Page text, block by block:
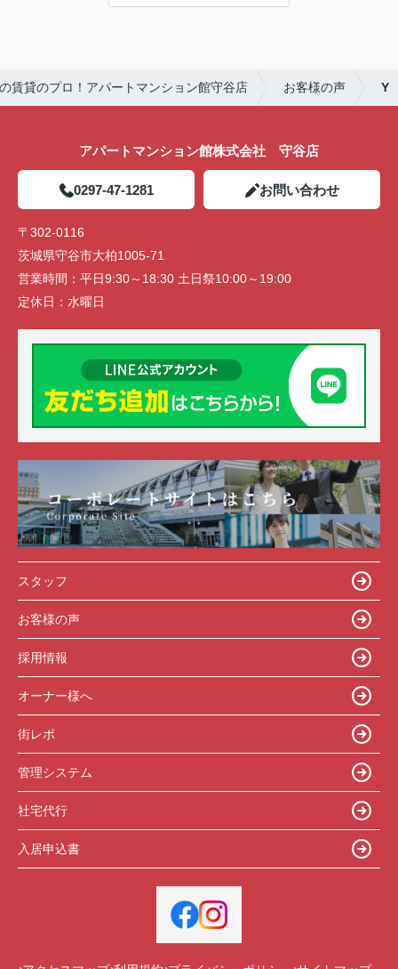
賃貸のプロ！アパートマンション館守谷店 お客様の声 Y
アパートマンション館株式会社 守谷店
0297-47-1281 お問い合わせ
〒302-0116
茨城県守谷市大柏1005-71
営業時間： 平日9:30～18:30 土日祭10:00～19:00
定休日： 水曜日
スタッフ
お客様の声
採用情報
オーナー様へ
街レポ
管理システム
社宅代行
入居申込書